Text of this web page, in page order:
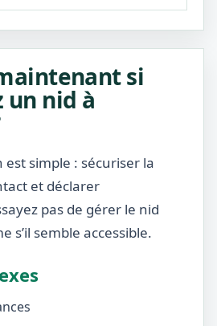
si
un nid à
simple : sécuriser la
et déclarer
pas de gérer le nid
s’il semble accessible.